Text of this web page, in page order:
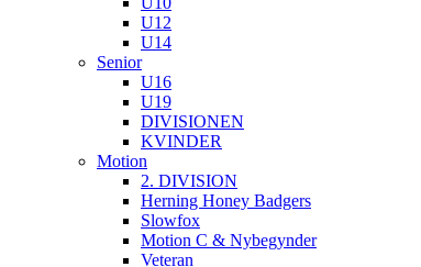
U12
U14
Senior
U16
U19
DIVISIONEN
KVINDER
Motion
2. DIVISION
Herning Honey Badgers
Slowfox
Motion C & Nybegynder
Veteran